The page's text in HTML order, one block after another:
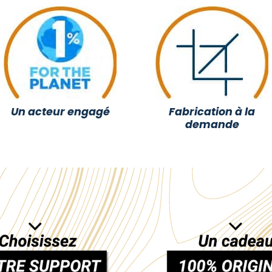
Un acteur engagé
Fabrication à la
demande